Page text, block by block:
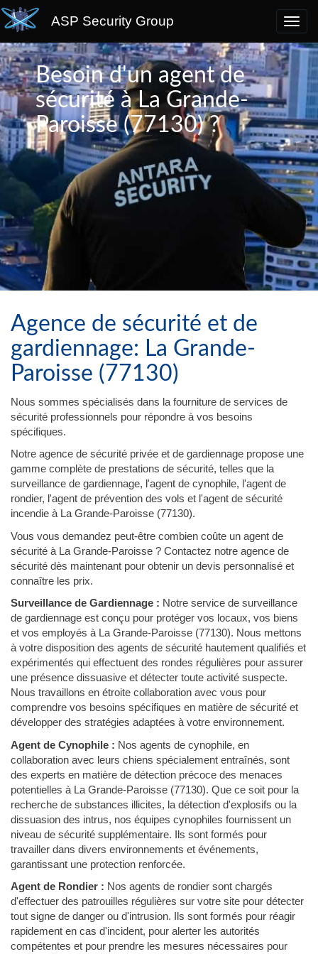
ASP Security Group
Besoin d'un agent de
sécurité à La Grande-
Paroisse (77130) ?
Agence de sécurité et de
gardiennage: La Grande-
Paroisse (77130)
Nous sommes spécialisés dans la fourniture de services de
sécurité professionnels pour répondre à vos besoins
spécifiques.
Notre agence de sécurité privée et de gardiennage propose une
gamme complète de prestations de sécurité, telles que la
surveillance de gardiennage, l'agent de cynophile, l'agent de
rondier, l'agent de prévention des vols et l'agent de sécurité
incendie à La Grande-Paroisse (77130).
Vous vous demandez peut-être combien coûte un agent de
sécurité à La Grande-Paroisse ? Contactez notre agence de
sécurité dès maintenant pour obtenir un devis personnalisé et
connaître les prix.
Surveillance de Gardiennage : Notre service de surveillance
de gardiennage est conçu pour protéger vos locaux, vos biens
et vos employés à La Grande-Paroisse (77130). Nous mettons
à votre disposition des agents de sécurité hautement qualifiés et
expérimentés qui effectuent des rondes régulières pour assurer
une présence dissuasive et détecter toute activité suspecte.
Nous travaillons en étroite collaboration avec vous pour
comprendre vos besoins spécifiques en matière de sécurité et
développer des stratégies adaptées à votre environnement.
Agent de Cynophile : Nos agents de cynophile, en
collaboration avec leurs chiens spécialement entraînés, sont
des experts en matière de détection précoce des menaces
potentielles à La Grande-Paroisse (77130). Que ce soit pour la
recherche de substances illicites, la détection d'explosifs ou la
dissuasion des intrus, nos équipes cynophiles fournissent un
niveau de sécurité supplémentaire. Ils sont formés pour
travailler dans divers environnements et événements,
garantissant une protection renforcée.
Agent de Rondier : Nos agents de rondier sont chargés
d'effectuer des patrouilles régulières sur votre site pour détecter
tout signe de danger ou d'intrusion. Ils sont formés pour réagir
rapidement en cas d'incident, pour alerter les autorités
compétentes et pour prendre les mesures nécessaires pour